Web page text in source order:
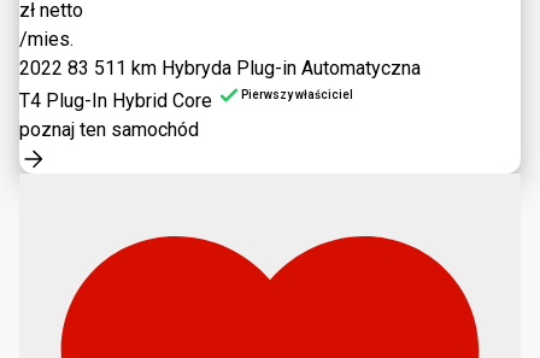
zł netto
/mies.
2022 83 511 km Hybryda Plug-in Automatyczna
T4 Plug-In Hybrid Core
Pierwszy właściciel
poznaj ten samochód